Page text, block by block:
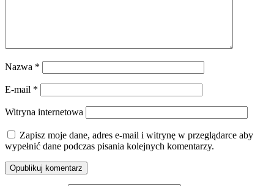
Nazwa *
E-mail *
Witryna internetowa
Zapisz moje dane, adres e-mail i witrynę w przeglądarce aby
wypełnić dane podczas pisania kolejnych komentarzy.